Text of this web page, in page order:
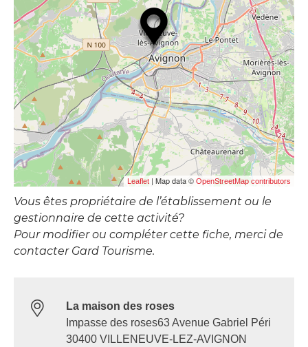
Leaflet | Map data © OpenStreetMap contributors
Vous êtes propriétaire de l’établissement ou le
gestionnaire de cette activité?
Pour modifier ou compléter cette fiche, merci de
contacter Gard Tourisme.
La maison des roses
Impasse des roses63 Avenue Gabriel Péri
30400 VILLENEUVE-LEZ-AVIGNON